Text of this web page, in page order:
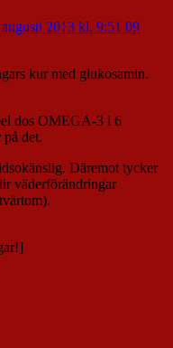
2013 kl. 9:51 09
kur med glukosamin.
dos OMEGA-3 i 6
på det.
Däremot tycker
väderförändringar